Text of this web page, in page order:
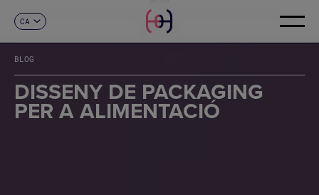
CA
FR
DE
IT
PT
CONTACTE
BLOG
DISSENY DE PACKAGING
PER A ALIMENTACIÓ